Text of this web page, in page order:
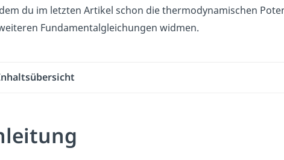
du im letzten Artikel schon die thermodynamischen
Fundamentalgleichungen widmen.